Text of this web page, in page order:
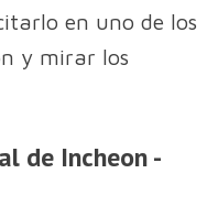
en uno de los
y mirar los
de Incheon -